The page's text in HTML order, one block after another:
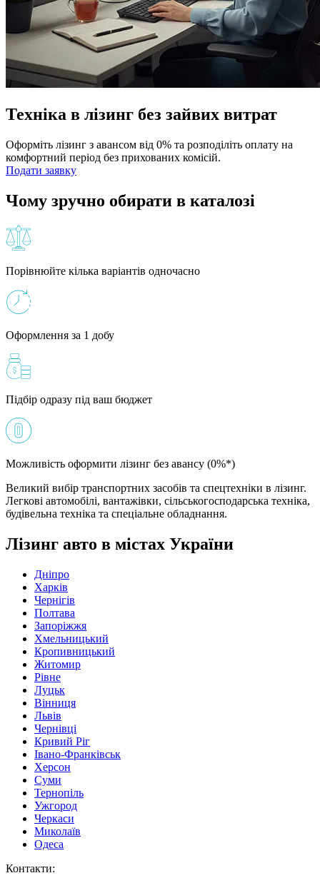
Техніка в лізинг без зайвих витрат
Оформіть лізинг з авансом від 0% та розподіліть оплату на
комфортний період без прихованих комісій.
Подати заявку
Чому зручно обирати в каталозі
Порівнюйте кілька варіантів одночасно
Оформлення за 1 добу
Підбір одразу під ваш бюджет
Можливість оформити лізинг без авансу (0%*)
Великий вибір транспортних засобів та спецтехніки в лізинг.
Легкові автомобілі, вантажівки, сільськогосподарська техніка,
будівельна техніка та спеціальне обладнання.
Лізинг авто в містах України
Дніпро
Харків
Чернігів
Полтава
Запоріжжя
Хмельницький
Кропивницький
Житомир
Рівне
Луцьк
Вінниця
Львів
Чернівці
Кривий Ріг
Івано-Франківськ
Херсон
Суми
Тернопіль
Ужгород
Черкаси
Миколаїв
Одеса
Контакти: